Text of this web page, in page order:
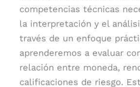
competencias técnicas
la interpretación y el
través de un enfoque
aprenderemos a evaluar
relación entre moneda,
calificaciones de riesgo.